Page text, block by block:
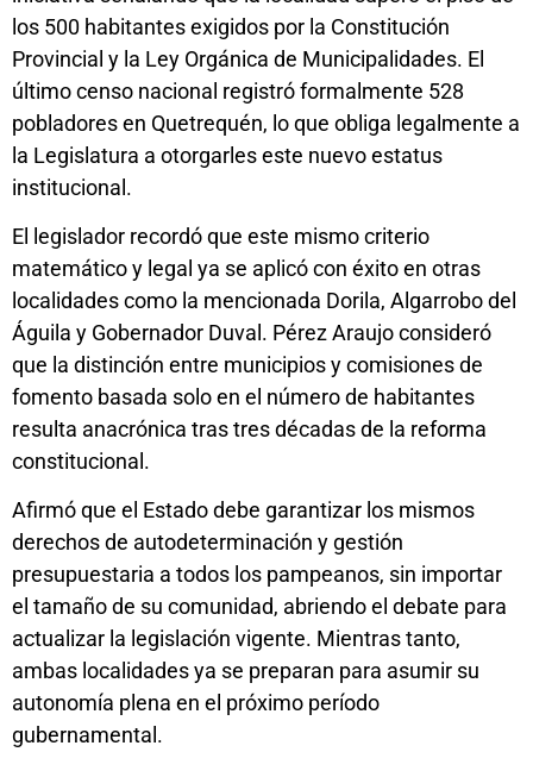
los 500 habitantes exigidos por la Constitución
Provincial y la Ley Orgánica de Municipalidades. El
último censo nacional registró formalmente 528
pobladores en Quetrequén, lo que obliga legalmente a
la Legislatura a otorgarles este nuevo estatus
institucional.
El legislador recordó que este mismo criterio
matemático y legal ya se aplicó con éxito en otras
localidades como la mencionada Dorila, Algarrobo del
Águila y Gobernador Duval. Pérez Araujo consideró
que la distinción entre municipios y comisiones de
fomento basada solo en el número de habitantes
resulta anacrónica tras tres décadas de la reforma
constitucional.
Afirmó que el Estado debe garantizar los mismos
derechos de autodeterminación y gestión
presupuestaria a todos los pampeanos, sin importar
el tamaño de su comunidad, abriendo el debate para
actualizar la legislación vigente. Mientras tanto,
ambas localidades ya se preparan para asumir su
autonomía plena en el próximo período
gubernamental.